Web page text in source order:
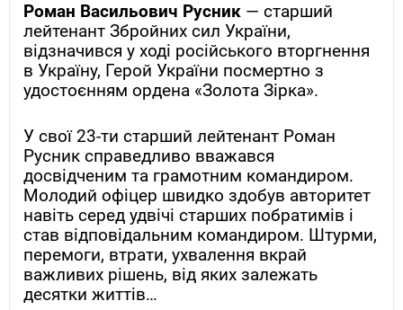
Роман Васильович Русник— старший
лейтенант Збройних сил України,
відзначився у ході російського вторгнення
в Україну, Герой України посмертно з
удостоєнням ордена «Золота Зірка».
У свої 23-ти старший лейтенант Роман
Русник справедливо вважався
досвідченим та грамотним командиром.
Молодий офіцер швидко здобув авторитет
навіть серед удвічі старших побратимів і
став відповідальним командиром. Штурми,
перемоги, втрати, ухвалення вкрай
важливих рішень, від яких залежать
десятки життів…